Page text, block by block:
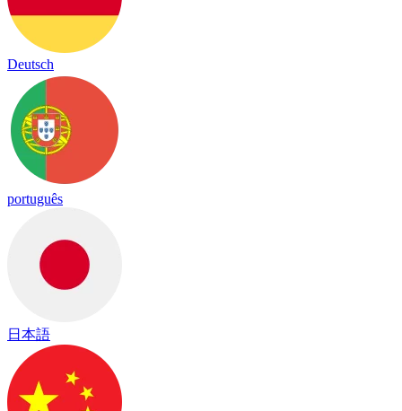
Deutsch
português
日本語